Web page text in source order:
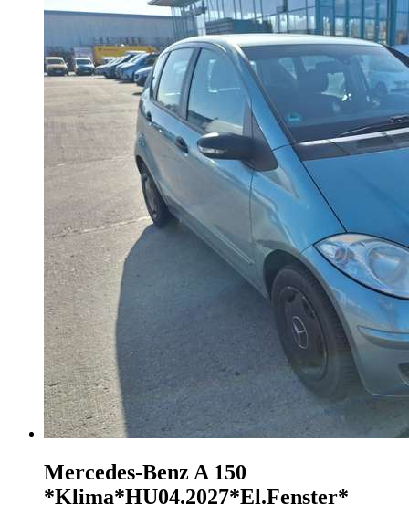
Mercedes-Benz A 150
*Klima*HU04.2027*El.Fenster*